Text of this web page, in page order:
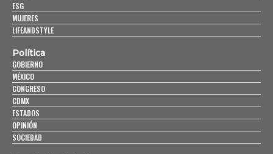
ESG
MUJERES
LIFEANDSTYLE
Política
GOBIERNO
MÉXICO
CONGRESO
CDMX
ESTADOS
OPINIÓN
SOCIEDAD